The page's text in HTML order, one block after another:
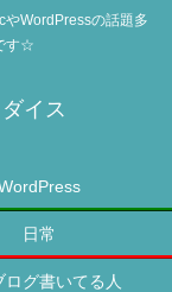
WordPressの話題多
す☆
イス
日常
ログ書いてる人